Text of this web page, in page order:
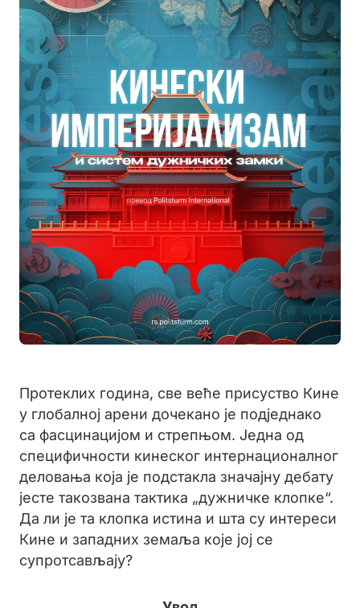
Протеклих година, све веће присуство Кине
у глобалној арени дочекано је подједнако
са фасцинацијом и стрепњом. Једна од
специфичности кинеског интернационалног
деловања која је подстакла значајну дебату
јесте такозвана тактика „дужничке клопке“.
Да ли је та клопка истина и шта су интереси
Кине и западних земаља које јој се
супротсављају?